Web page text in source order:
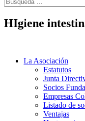
HIgiene
La Asociación
Estatutos
Junta
Socios
Empresas
Listado de
Ventajas